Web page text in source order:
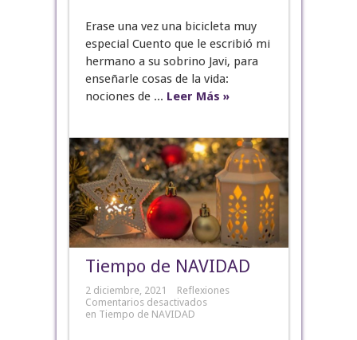
Erase una vez una bicicleta muy
especial Cuento que le escribió mi
hermano a su sobrino Javi, para
enseñarle cosas de la vida:
nociones de ... Leer Más »
Tiempo de NAVIDAD
2 diciembre, 2021
Reflexiones
Comentarios desactivados
en Tiempo de NAVIDAD